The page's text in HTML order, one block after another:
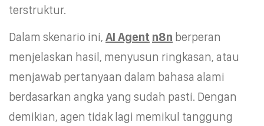
terstruktur.
Dalam skenario ini, AI Agent n8n berperan
menjelaskan hasil, menyusun ringkasan, atau
menjawab pertanyaan dalam bahasa alami
berdasarkan angka yang sudah pasti. Dengan
demikian, agen tidak lagi memikul tanggung